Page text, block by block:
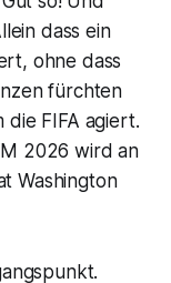
dass ein
ohne dass
fürchten
die FIFA agiert.
2026 wird an
Washington